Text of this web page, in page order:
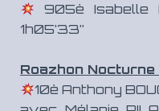
905è Isabelle
1h05’33”
Roazhon Nocturne
10è Anthony